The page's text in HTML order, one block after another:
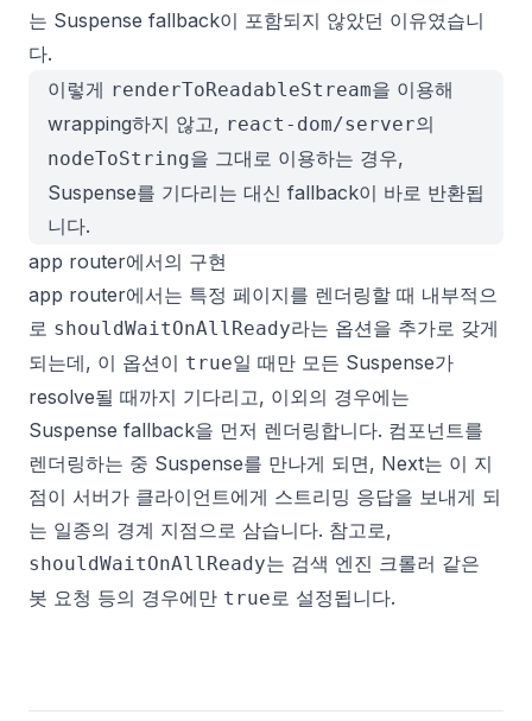
는 Suspense fallback이 포함되지 않았던 이유였습니
다.
이렇게 renderToReadableStream을 이용해
wrapping하지 않고, react-dom/server의
nodeToString을 그대로 이용하는 경우,
Suspense를 기다리는 대신 fallback이 바로 반환됩
니다.
app router에서의 구현
app router에서는 특정 페이지를 렌더링할 때 내부적으
로 shouldWaitOnAllReady라는 옵션을 추가로 갖게
되는데, 이 옵션이 true일 때만 모든 Suspense가
resolve될 때까지 기다리고, 이외의 경우에는
Suspense fallback을 먼저 렌더링합니다. 컴포넌트를
렌더링하는 중 Suspense를 만나게 되면, Next는 이 지
점이 서버가 클라이언트에게 스트리밍 응답을 보내게 되
는 일종의 경계 지점으로 삼습니다. 참고로,
shouldWaitOnAllReady는 검색 엔진 크롤러 같은
봇 요청 등의 경우에만 true로 설정됩니다.